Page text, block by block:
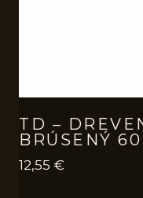
TD –
BRÚSENÝ
12,55 €